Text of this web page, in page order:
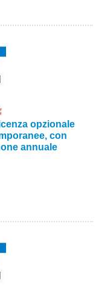
opzionale
con
annuale